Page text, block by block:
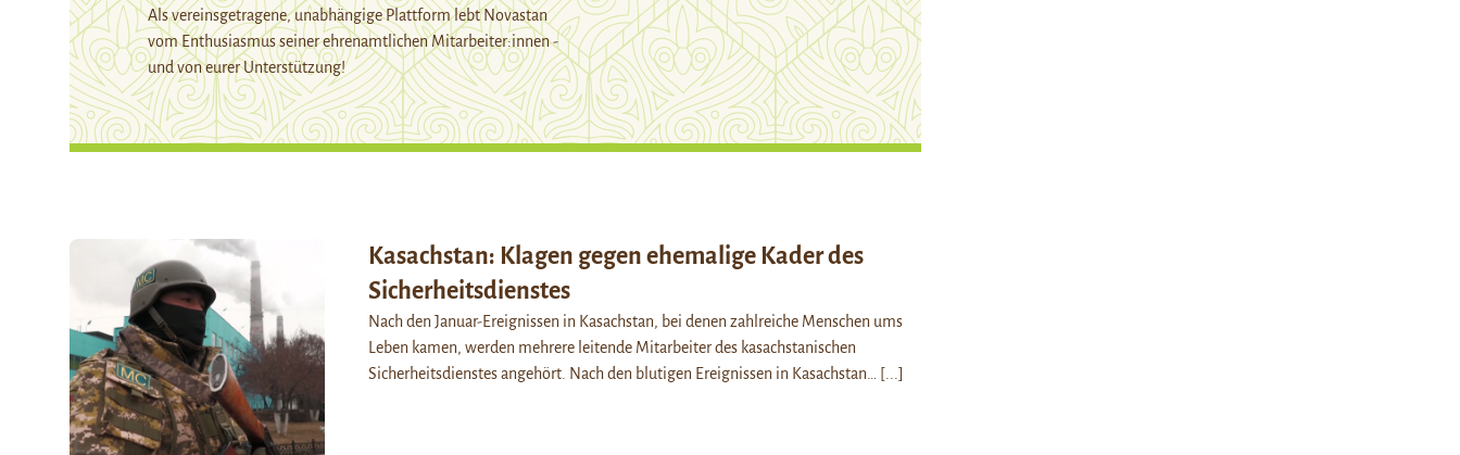
Als vereinsgetragene, unabhängige Plattform lebt Novastan
vom Enthusiasmus seiner ehrenamtlichen Mitarbeiter:innen -
und von eurer Unterstützung!
Kasachstan: Klagen gegen ehemalige Kader des
Sicherheitsdienstes
Nach den Januar-Ereignissen in Kasachstan, bei denen zahlreiche Menschen ums
Leben kamen, werden mehrere leitende Mitarbeiter des kasachstanischen
Sicherheitsdienstes angehört. Nach den blutigen Ereignissen in Kasachstan…
[...]